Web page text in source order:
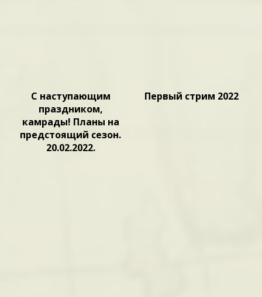
С наступающим
праздником,
камрады! Планы на
предстоящий сезон.
20.02.2022.
Первый стрим 2022